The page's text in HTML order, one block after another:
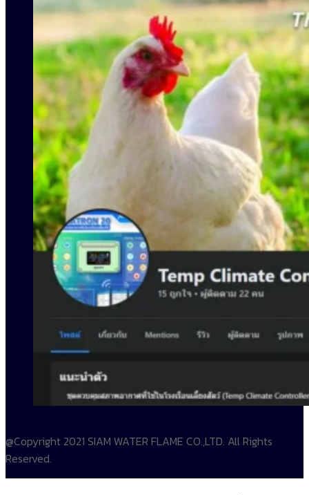
@Copyright 2021 SIAM WATER FLAME CO.,LTD. All Rights
Reserved.